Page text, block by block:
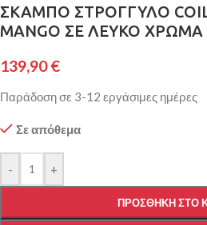
ΣΚΑΜΠΟ ΣΤΡΟΓΓΥΛΟ
MANGO ΣΕ ΛΕΥΚΟ ΧΡΩΜΑ
139,90€
Παράδοση σε 3-12 εργάσιμες ημέρες
Σε απόθεμα
- +
ΠΡΟΣΘΉΚΗ ΣΤΟ